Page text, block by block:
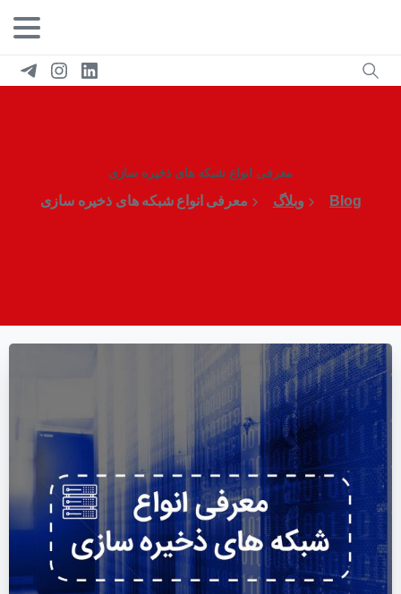
معرفی انواع شبکه های ذخیره سازی
Blog وبلاگ معرفی انواع شبکه های ذخیره سازی